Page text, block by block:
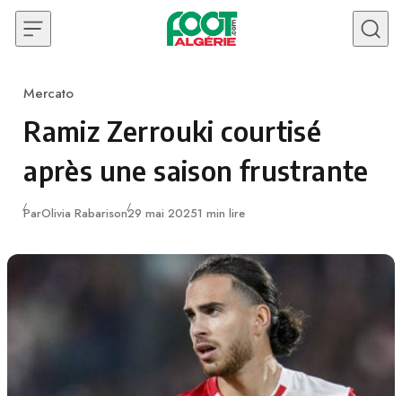
Skip to content
Category
Mercato
Ramiz Zerrouki courtisé
après une saison frustrante
ParOlivia RabarisonPublié
29 mai 20251 min lire